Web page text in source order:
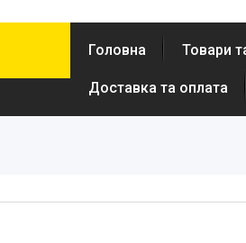
Головна Товари
Доставка та оплата